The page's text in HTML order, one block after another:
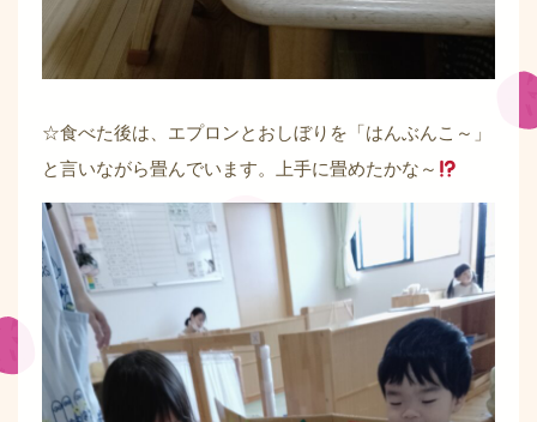
☆食べた後は、エプロンとおしぼりを「はんぶんこ～」
と言いながら畳んでいます。上手に畳めたかな～